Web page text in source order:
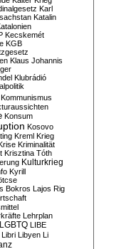
Karl
Katalin
Kecskemét
KGB
Klaus Johannis
Klubrádió
Kommunismus
Konsum
Kosovo
Kreml Krieg
Kriminalität
Krisztina Tóth
Kulturkrieg
Kyrill
Bokros Lajos Rig
Lehrplan
LGBTQ LIBE
Libri Libyen Li